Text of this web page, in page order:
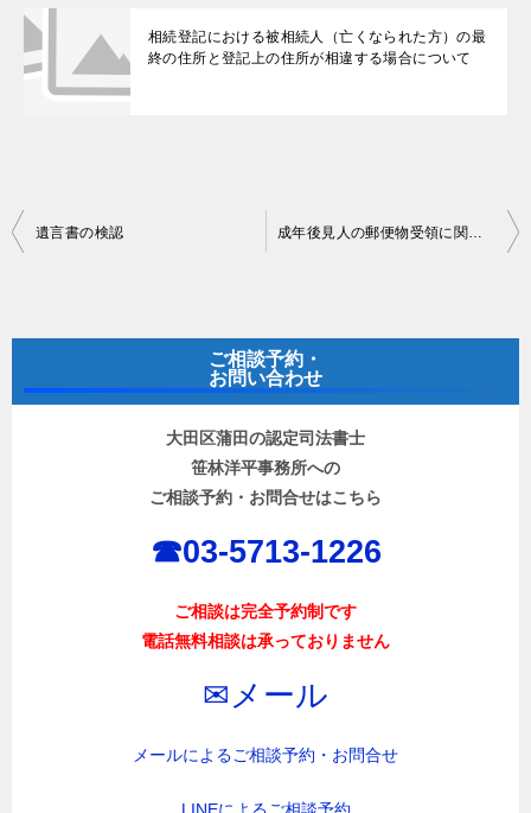
相続登記における被相続人（亡くなられた方）の最
終の住所と登記上の住所が相違する場合について
投
ビ
遺言書の検認 成年後見人の郵便物受領に関して
ご相談予約・
お問い合わせ
大田区蒲田の認定司法書士
笹林洋平事務所への
ご相談予約・お問合せはこちら
☎︎03-5713-1226
ご相談は完全予約制です
電話無料相談は承っておりません
✉︎メール
メールによるご相談予約・お問合せ